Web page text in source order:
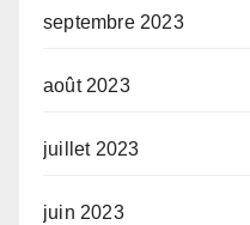
septembre 2023
août 2023
juillet 2023
juin 2023